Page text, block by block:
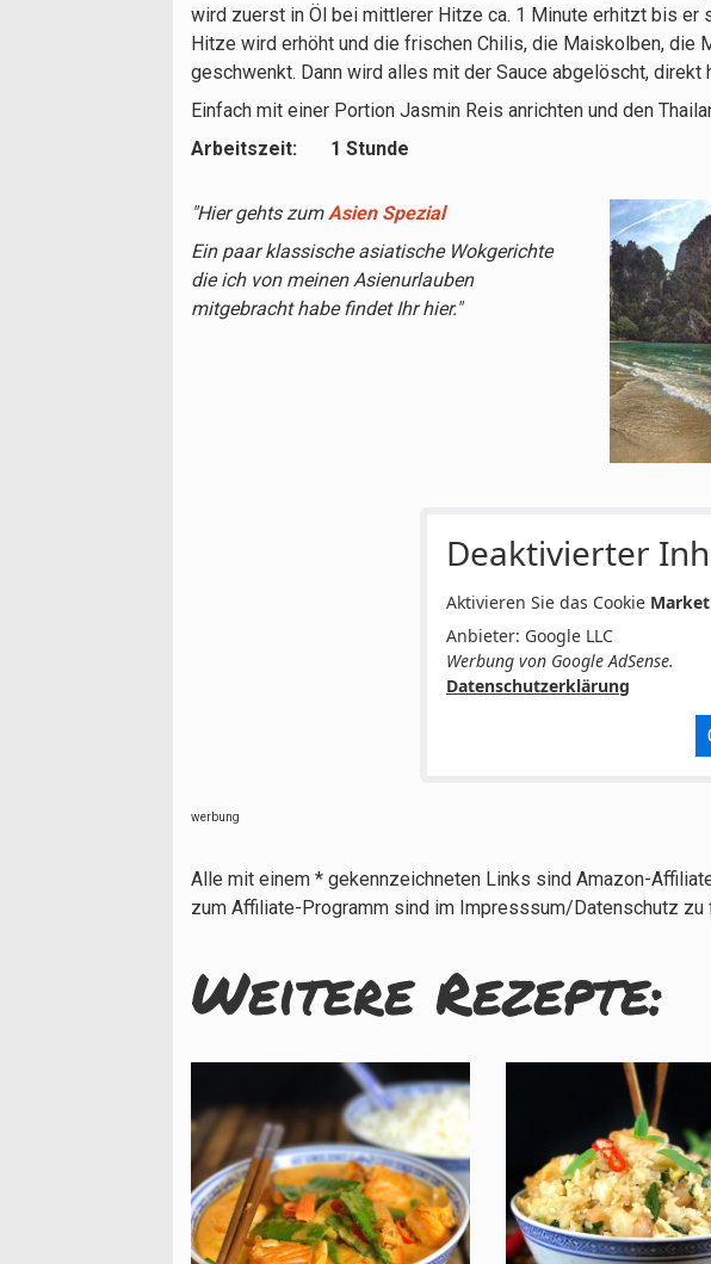
wird zuerst in Öl bei mittlerer Hitze ca. 1 Minute erhitzt bis er
Hitze wird erhöht und die frischen Chilis, die Maiskolben, die
geschwenkt. Dann wird alles mit der Sauce abgelöscht,
Einfach mit einer Portion Jasmin Reis anrichten und den
Arbeitszeit: 1 Stunde
"Hier gehts zumAsien Spezial
Ein paar klassische asiatische Wokgerichte
die ich von meinen Asienurlauben
mitgebracht habe findet Ihr hier."
Deaktivierter
Aktivieren Sie das Cookie
Anbieter: Google LLC
Werbung von Google AdSense.
Datenschutzerklärung
werbung
Alle mit einem * gekennzeichneten Links sind Amazon-
zum Affiliate-Programm sind im Impresssum/Datenschutz zu
Weitere Rezepte: